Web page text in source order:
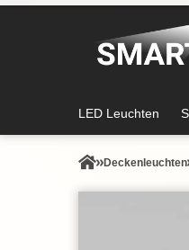
LED Leuchten
Decken­leuchten